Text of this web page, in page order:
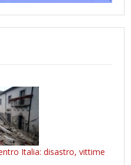
Italia: disastro, vittime